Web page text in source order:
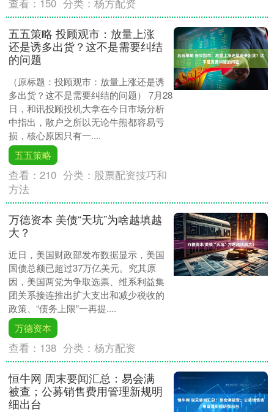
查看： 150 分类：杨方配资
五五策略 投顾观市：放量上涨
还是诱多出货？这不是需要纠结
的问题
（原标题：投顾观市：放量上涨还是诱
多出货？这不是需要纠结的问题） 7月28
日，和讯投顾投机大拿在今日市场分析
中指出，散户之所以无论牛熊都容易亏
损，核心原因只有一....
五五策略
查看：210 分类： 股票配资技巧和
方法
万德资本 美债“天坑”为啥越填越
大？
近日，美国财政部发布数据显示，美国
国债总额已超过37万亿美元。究其原
因，美国两党为争取选票、维系利益集
团关系接连推出扩大支出和减少税收的
政策、“债务上限”一再提....
万德资本
查看： 138 分类：杨方配资
恒牛网 周末要闻汇总：易会满
被查；公募销售费用管理新规明
细出台